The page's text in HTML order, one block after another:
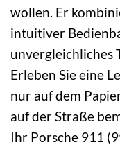
wollen. Er
intuitiver
unvergleichliches
Erleben Sie eine
nur auf dem
auf der Straße
Ihr Porsche 911